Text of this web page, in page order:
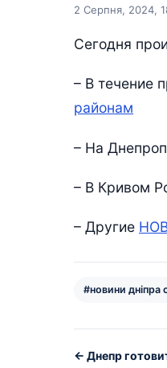
2 Серпня, 2024,
Сегодня
– В течение
районам
– На
– В Кривом
– Другие
#новини дніпра
← Днепр